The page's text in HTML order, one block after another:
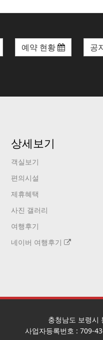
예약 현황 공
상세보기
객실보기
편의시설
제휴혜택
사진 갤러리
여행후기
네이버 여행후기
충청남도 보령시
사업자등록번호 : 709-